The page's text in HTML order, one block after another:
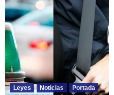
Leyes Noticias
Portada